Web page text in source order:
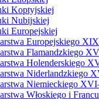
Koptyjskiej
Nubijskiej
Europejskiej
Europejskiego
Flamandzkiego
Holenderskiego
Niderlandzkiego
Niemieckiego
Włoskiego i